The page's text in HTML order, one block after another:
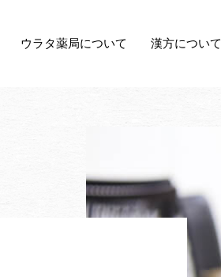
ウラタ薬局について 漢方について